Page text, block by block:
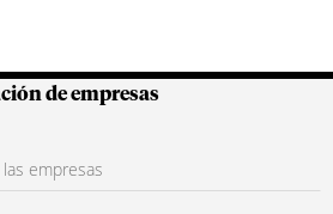
Colombianas
de empresas